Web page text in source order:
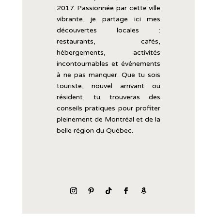
2017. Passionnéepar cetteville
vibrante,jepartage icimes
découvertes locales :
restaurants,cafés,
hébergements,activités
incontournables etévénements
à ne pasmanquer.Quetusois
touriste, nouvelarrivantou
résident,tu trouverasdes
conseilspratiques pourprofiter
pleinement de Montréaletdela
belle région du Québec.